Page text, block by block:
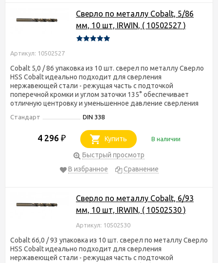
Сверло по металлу Cobalt, 5/86
мм, 10 шт, IRWIN, ( 10502527 )
Артикул: 10502527
Cobalt 5,0 / 86 упаковка из 10 шт. сверел по металлу Сверло
HSS Cobalt идеально подходит для сверления
нержавеющей стали - режущая часть с подточкой
поперечной кромки и углом заточки 135° обеспечивает
отличную центровку и уменьшенное давление сверления
Стандарт DIN 338
4 296 ₽ Купить В наличии
Быстрый просмотр
В избранное
Сравнение
Сверло по металлу Cobalt, 6/93
мм, 10 шт, IRWIN, ( 10502530 )
Артикул: 10502530
Cobalt 66,0 / 93 упаковка из 10 шт. сверел по металлу Сверло
HSS Cobalt идеально подходит для сверления
нержавеющей стали - режущая часть с подточкой